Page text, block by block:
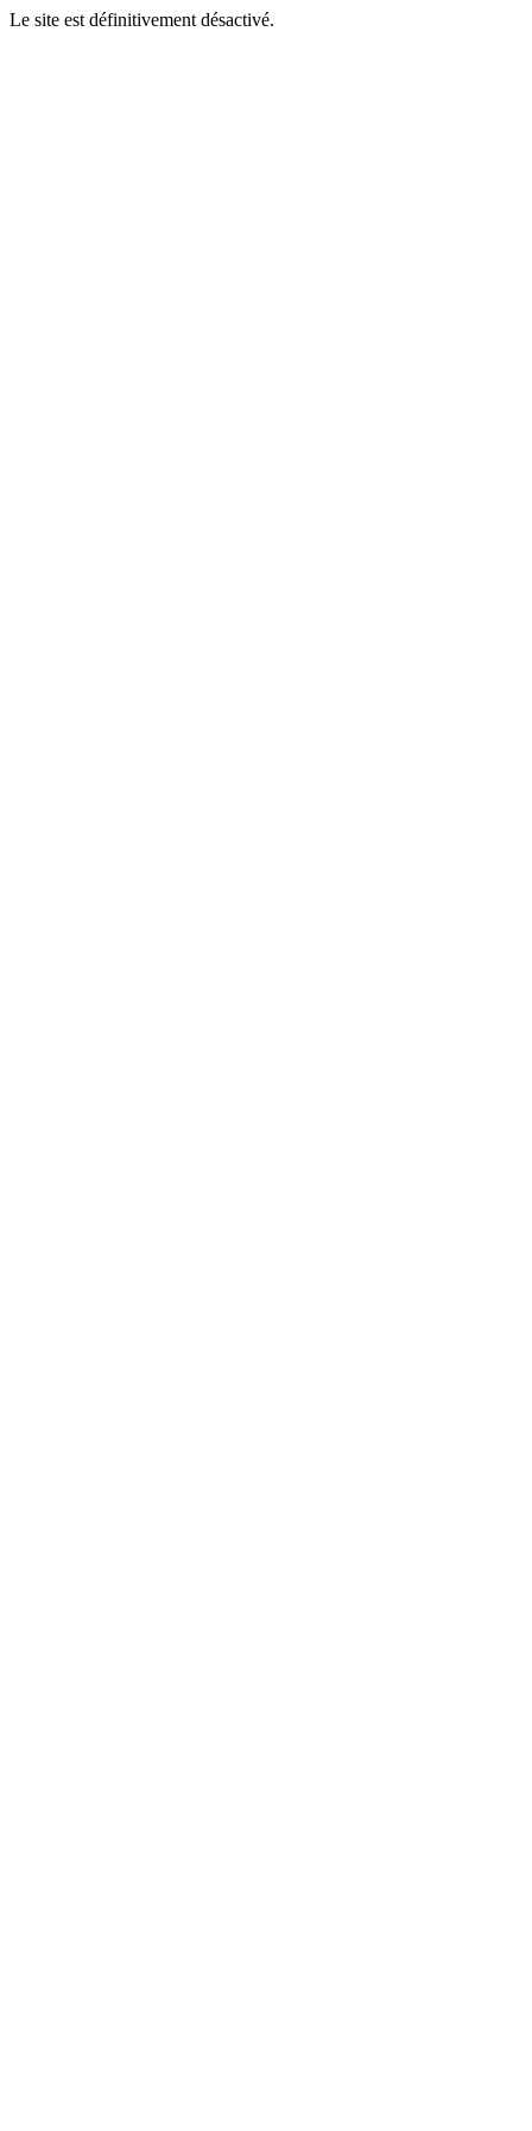
Le site est définitivement désactivé.